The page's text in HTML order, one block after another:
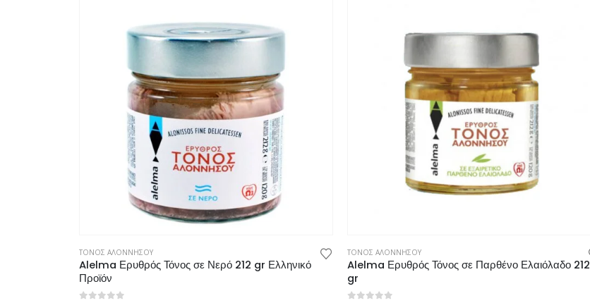
ΤΟΝΟΣ ΑΛΟΝΝΗΣΟΥ
Alelma Ερυθρός Τόνος σε Νερό 212 gr Ελληνικό
Προϊόν
ΤΟΝΟΣ ΑΛΟΝΝΗΣΟΥ
Alelma Ερυθρός Τόνος σε Παρθένο Ελαιόλαδο 212
gr